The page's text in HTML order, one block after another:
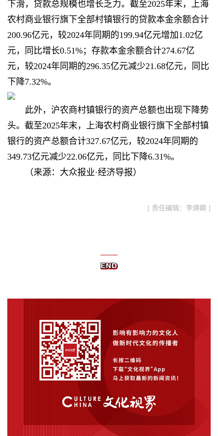
下滑，贷款总规模也增长乏力。截至2025年末，上海
农村商业银行旗下全部村镇银行的贷款本金余额合计
200.96亿元，较2024年同期的199.94亿元增加1.02亿
元，同比增长0.51%；存款本金余额合计274.67亿
元，较2024年同期的296.35亿元减少21.68亿元，同比
下降7.32%。
此外，沪农商村镇银行的资产总额也出现下降势
头。截至2025年末，上海农村商业银行旗下全部村镇
银行的资产总额合计327.67亿元，较2024年同期的
349.73亿元减少22.06亿元，同比下降6.31%。
（来源：大众报业·经济导报）
[ 责任编辑：李煐頔 ]